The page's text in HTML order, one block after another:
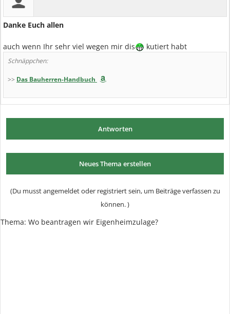
Danke Euch allen
auch wenn Ihr sehr viel wegen mir dis kutiert habt
Schnäppchen:
>> Das Bauherren-Handbuch
Antworten
Neues Thema erstellen
(Du musst angemeldet oder registriert sein, um Beiträge verfassen zu
können. )
Thema: Wo beantragen wir Eigenheimzulage?